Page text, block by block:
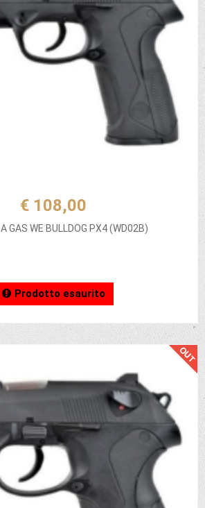
€ 108,00
GAS WE BULLDOG PX4 (WD02B)
Prodotto esaurito